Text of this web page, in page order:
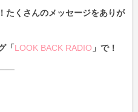
たくさんのメッセージをありが
「LOOK BACK RADIO 」で！